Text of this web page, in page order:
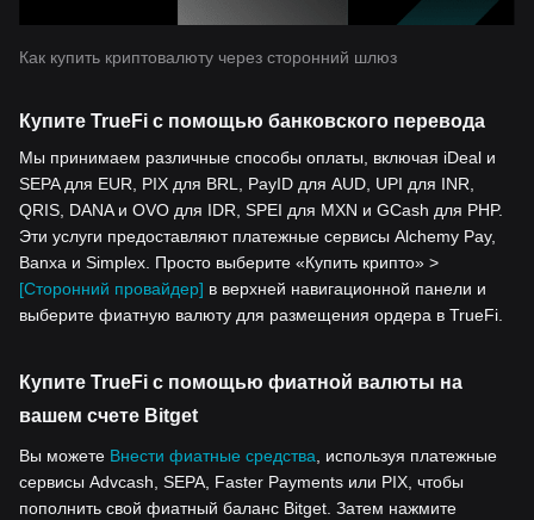
Как купить криптовалюту через сторонний шлюз
Купите TrueFi с помощью банковского перевода
Мы принимаем различные способы оплаты, включая iDeal и
SEPA для EUR, PIX для BRL, PayID для AUD, UPI для INR,
QRIS, DANA и OVO для IDR, SPEI для MXN и GCash для PHP.
Эти услуги предоставляют платежные сервисы Alchemy Pay,
Banxa и Simplex. Просто выберите «Купить крипто» >
[Сторонний провайдер] в верхней навигационной панели и
выберите фиатную валюту для размещения ордера в TrueFi.
Купите TrueFi с помощью фиатной валюты на
вашем счете Bitget
Вы можете Внести фиатные средства, используя платежные
сервисы Advcash, SEPA, Faster Payments или PIX, чтобы
пополнить свой фиатный баланс Bitget. Затем нажмите